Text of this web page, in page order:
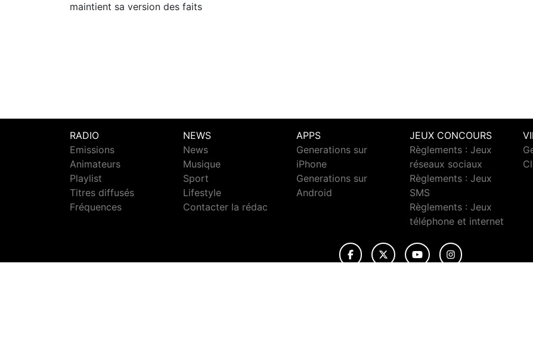
maintient sa version des faits
RADIO
Emissions
Animateurs
Playlist
Titres diffusés
Fréquences
NEWS
News
Musique
Sport
Lifestyle
Contacter la rédac
APPS
Generations sur
iPhone
Generations sur
Android
JEUX CONCOURS
Règlements : Jeux
réseaux sociaux
Règlements : Jeux
SMS
Règlements : Jeux
téléphone et internet